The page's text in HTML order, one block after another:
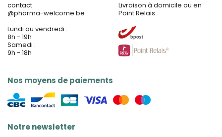
contact
@pharma-welcome.be
Lundi au vendredi :
8h - 19h
Samedi :
9h - 18h
Nos moyens de paiements
Livraison à domicile ou en
Point Relais
Notre newsletter